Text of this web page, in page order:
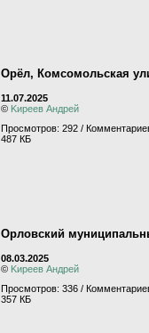
Орёл, Комсомольская
11.07.2025
© Kиpeeв Aндpeй
Просмотров: 292 /
487 КБ
Орловский
08.03.2025
© Kиpeeв Aндpeй
Просмотров: 336 /
357 КБ